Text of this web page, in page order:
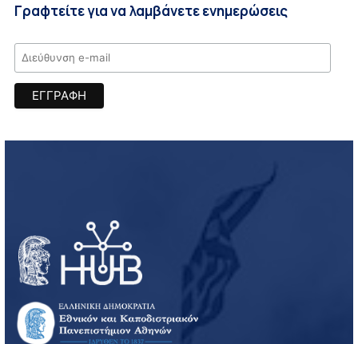
Γραφτείτε για να λαμβάνετε ενημερώσεις